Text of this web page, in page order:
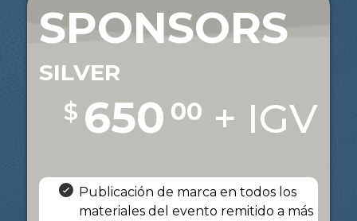
SPONSORS
SILVER
$ 650 00 + IGV
Publicación de marca en todos los
materiales del evento remitido a más